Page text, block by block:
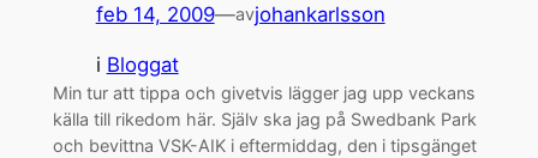
feb 14, 2009—avjohankarlsson
i Bloggat
Min tur att tippa och givetvis lägger jag upp veckans
källa till rikedom här. Själv ska jag på Swedbank Park
och bevittna VSK-AIK i eftermiddag, den i tipsgänget